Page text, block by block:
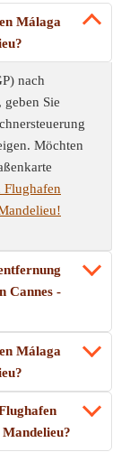
Málaga
nach
Sie
Möchten
Cannes -
Málaga